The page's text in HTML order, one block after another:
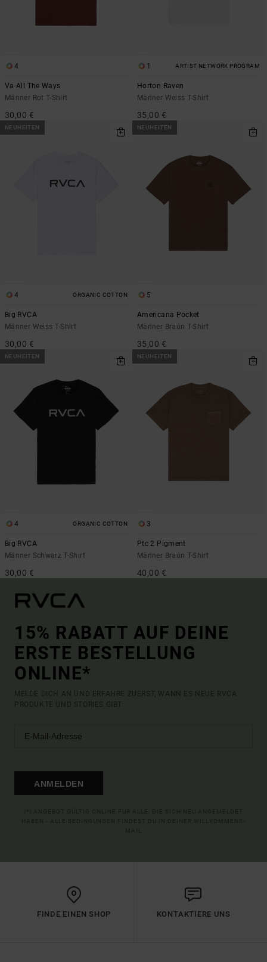
4
Va All The Ways
Männer Rot T-Shirt
30,00 €
1 ARTIST NETWORK PROGRAM
Horton Raven
Männer Weiss T-Shirt
35,00 €
NEUHEITEN
4 ORGANIC COTTON
Big RVCA
Männer Weiss T-Shirt
30,00 €
NEUHEITEN
5
Americana Pocket
Männer Braun T-Shirt
35,00 €
NEUHEITEN
4 ORGANIC COTTON
Big RVCA
Männer Schwarz T-Shirt
30,00 €
NEUHEITEN
3
Ptc 2 Pigment
Männer Braun T-Shirt
40,00 €
15% RABATT AUF DEINE
ERSTE BESTELLUNG
ONLINE*
MELDE DICH AN UND ERFAHRE ZUERST, WANN ES NEUE RVCA
PRODUKTE UND STORIES GIBT.
ANMELDEN
FINDE EINEN SHOP KONTAKTIERE UNS